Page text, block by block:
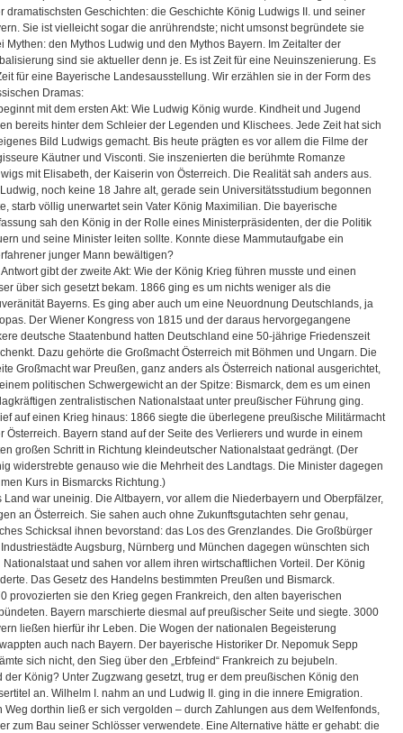
dramatischsten Geschichten: die Geschichte König Ludwigs II. und seiner
Sie ist vielleicht sogar die anrührendste; nicht umsonst begründete sie
Mythen: den Mythos Ludwig und den Mythos Bayern. Im Zeitalter der
sind sie aktueller denn je. Es ist Zeit für eine Neuinszenierung. Es
für eine Bayerische Landesausstellung. Wir erzählen sie in der Form des
Dramas:
mit dem ersten Akt: Wie Ludwig König wurde. Kindheit und Jugend
bereits hinter dem Schleier der Legenden und Klischees. Jede Zeit hat sich
Bild Ludwigs gemacht. Bis heute prägten es vor allem die Filme der
Käutner und Visconti. Sie inszenierten die berühmte Romanze
mit Elisabeth, der Kaiserin von Österreich. Die Realität sah anders aus.
noch keine 18 Jahre alt, gerade sein Universitätsstudium begonnen
starb völlig unerwartet sein Vater König Maximilian. Die bayerische
sah den König in der Rolle eines Ministerpräsidenten, der die Politik
und seine Minister leiten sollte. Konnte diese Mammutaufgabe ein
junger Mann bewältigen?
gibt der zweite Akt: Wie der König Krieg führen musste und einen
über sich gesetzt bekam. 1866 ging es um nichts weniger als die
Bayerns. Es ging aber auch um eine Neuordnung Deutschlands, ja
Der Wiener Kongress von 1815 und der daraus hervorgegangene
deutsche Staatenbund hatten Deutschland eine 50-jährige Friedenszeit
Dazu gehörte die Großmacht Österreich mit Böhmen und Ungarn. Die
Großmacht war Preußen, ganz anders als Österreich national ausgerichtet,
politischen Schwergewicht an der Spitze: Bismarck, dem es um einen
zentralistischen Nationalstaat unter preußischer Führung ging.
auf einen Krieg hinaus: 1866 siegte die überlegene preußische Militärmacht
Österreich. Bayern stand auf der Seite des Verlierers und wurde in einem
großen Schritt in Richtung kleindeutscher Nationalstaat gedrängt. (Der
widerstrebte genauso wie die Mehrheit des Landtags. Die Minister dagegen
Kurs in Bismarcks Richtung.)
Land war uneinig. Die Altbayern, vor allem die Niederbayern und Oberpfälzer,
an Österreich. Sie sahen auch ohne Zukunftsgutachten sehr genau,
Schicksal ihnen bevorstand: das Los des Grenzlandes. Die Großbürger
Augsburg, Nürnberg und München dagegen wünschten sich
Nationalstaat und sahen vor allem ihren wirtschaftlichen Vorteil. Der König
Das Gesetz des Handelns bestimmten Preußen und Bismarck.
provozierten sie den Krieg gegen Frankreich, den alten bayerischen
Bayern marschierte diesmal auf preußischer Seite und siegte. 3000
ließen hierfür ihr Leben. Die Wogen der nationalen Begeisterung
auch nach Bayern. Der bayerische Historiker Dr. Nepomuk Sepp
sich nicht, den Sieg über den „Erbfeind“ Frankreich zu bejubeln.
der König? Unter Zugzwang gesetzt, trug er dem preußischen König den
an. Wilhelm I. nahm an und Ludwig II. ging in die innere Emigration.
Weg dorthin ließ er sich vergolden – durch Zahlungen aus dem Welfenfonds,
zum Bau seiner Schlösser verwendete. Eine Alternative hätte er gehabt: die